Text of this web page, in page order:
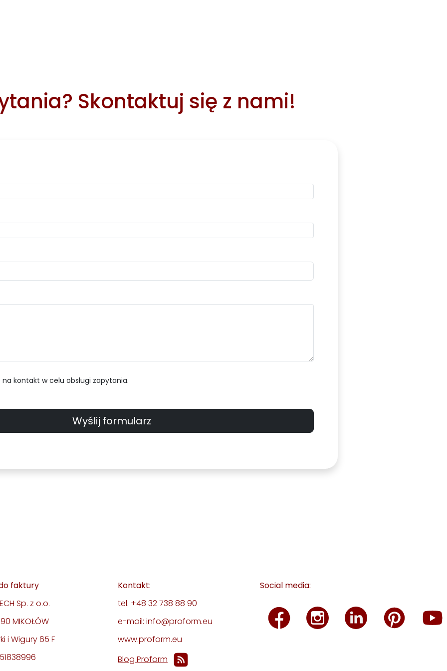
Skontaktuj się z nami!
kontakt w celu obsługi zapytania.
Wyślij formularz
faktury
Sp. z o.o.
MIKOŁÓW
i Wigury 65 F
Kontakt:
tel. +48 32 738 88 90
e-mail: info@proform.eu
www.proform.eu
Blog Proform
Social media: